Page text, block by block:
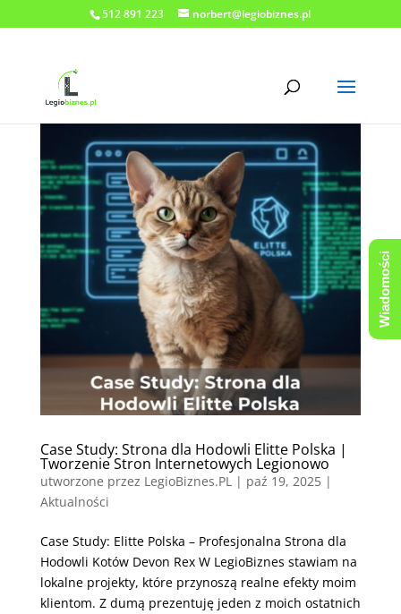
512 891 223 norbert@legiobiznes.pl
Case Study: Strona dla Hodowli Elitte Polska |
Tworzenie Stron Internetowych Legionowo
utworzone przez LegioBiznes.PL| paź 19, 2025|
Aktualności
Case Study: Elitte Polska – Profesjonalna Strona dla
Hodowli Kotów Devon Rex W LegioBiznes stawiam na
lokalne projekty, które przynoszą realne efekty moim
klientom. Z dumą prezentuję jeden z moich ostatnich
Wiadomości